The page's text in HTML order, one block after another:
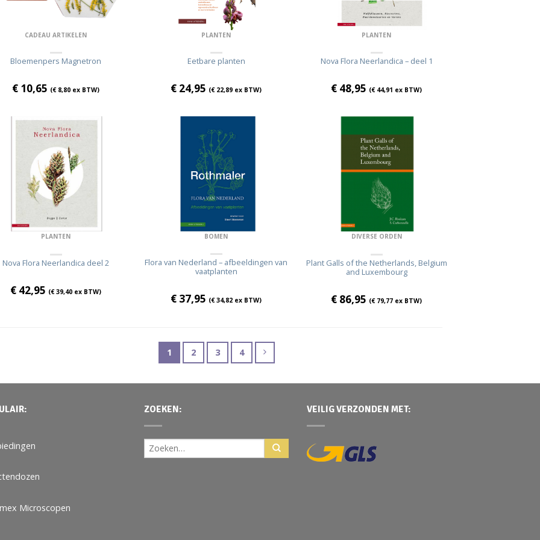
CADEAU ARTIKELEN
Bloemenpers Magnetron
€ 10,65 (€8,80 ex BTW)
PLANTEN
Eetbare planten
€ 24,95 (€22,89 ex BTW)
PLANTEN
Nova Flora Neerlandica – deel 1
€ 48,95 (€44,91 ex BTW)
PLANTEN
Nova Flora Neerlandica deel 2
€ 42,95 (€39,40 ex BTW)
BOMEN
Flora van Nederland – afbeeldingen van
vaatplanten
€ 37,95 (€34,82 ex BTW)
DIVERSE ORDEN
Plant Galls of the Netherlands, Belgium
and Luxembourg
€ 86,95 (€79,77 ex BTW)
1 2 3 4
Microscopen
ZOEKEN: VEILIG VERZONDEN MET: